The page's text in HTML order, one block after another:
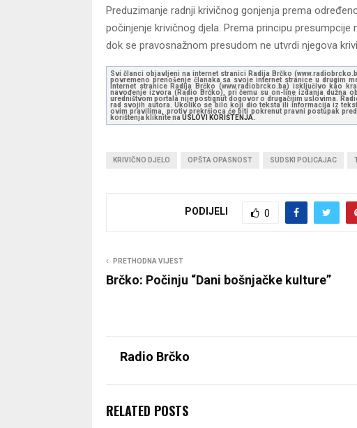
Preduzimanje radnji krivičnog gonjenja prema
počinjenje krivičnog djela. Prema principu
dok se pravosnažnom presudom ne utvrdi njegova
Svi članci objavljeni na internet stranici Radija Brčko
povremeno prenošenje članaka sa svoje internet stranice u drugim
Internet stranice Radija Brčko (www.radiobrcko.ba) isključivo kao
navođenje izvora (Radio Brčko), pri čemu su on-line izdanja dužna
uredništvom portala nije postignut dogovor o drugačijim uslovima.
rad svojih autora. Ukoliko se bilo koji dio teksta ili informacija iz
ovim pravilima, protiv prekršioca će biti pokrenut pravni postupak
korištenja kliknite na USLOVI KORIŠTENJA.
KRIVIČNO DJELO OPŠTA OPASNOST SUDSKI POLICAJAC
PODIJELI 0
PRETHODNA VIJEST
Brčko: Počinju “Dani bošnjačke kulture”
Radio Brčko
RELATED POSTS